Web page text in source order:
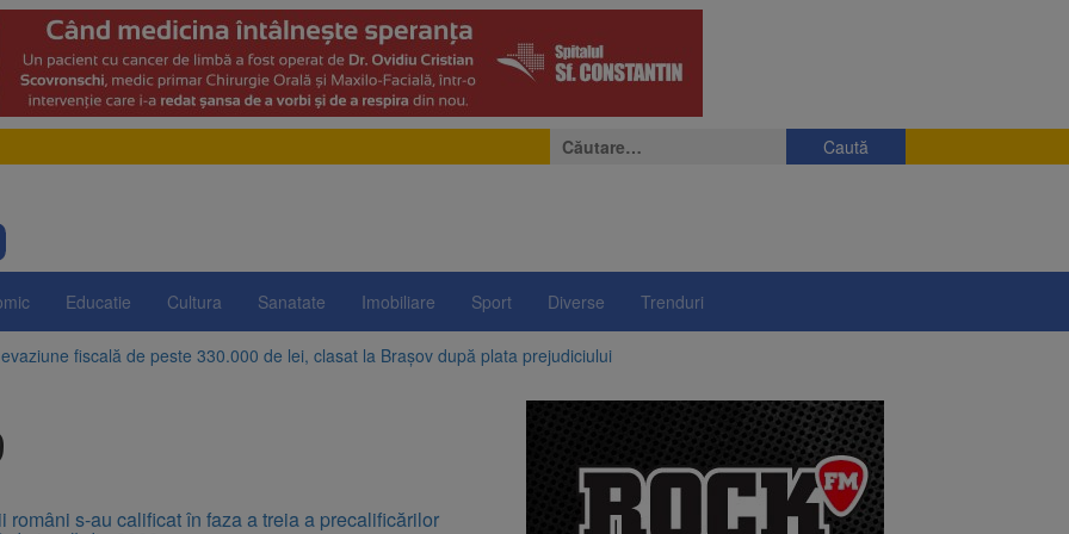
Caută
după:
Educatie Cultura Sanatate Imobiliare Sport Diverse Trenduri
fiscală de peste 330.000 de lei, clasat la Brașov după plata prejudiciului
Brașov amenință cu sistarea plăților către Brai-Cata și Comprest. Motivul: platforme de gunoi
de lângă Piața Star din Brașov au fost demolate
Belvedere de pe Tâmpa intră în renovare. Contract de peste 1 milion de lei și termen de trei
români s-au calificat în faza a treia a precalificărilor